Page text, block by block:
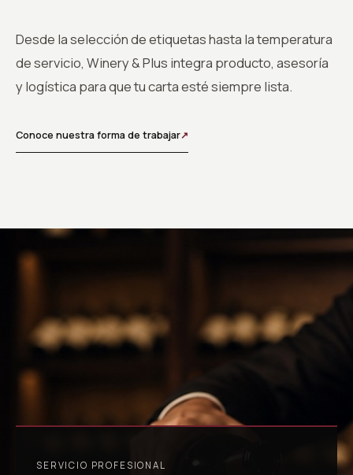
Desde la selección de etiquetas hasta la temperatura
de servicio, Winery & Plus integra producto, asesoría
y logística para que tu carta esté siempre lista.
Conoce nuestra forma de trabajar↗
SERVICIO PROFESIONAL